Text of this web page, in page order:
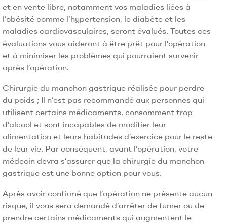
et en vente libre, notamment vos maladies liées à
l’obésité comme l’hypertension, le diabète et les
maladies cardiovasculaires, seront évalués. Toutes ces
évaluations vous aideront à être prêt pour l’opération
et à minimiser les problèmes qui pourraient survenir
après l’opération.
Chirurgie du manchon gastrique réalisée pour perdre
du poids ; Il n’est pas recommandé aux personnes qui
utilisent certains médicaments, consomment trop
d’alcool et sont incapables de modifier leur
alimentation et leurs habitudes d’exercice pour le reste
de leur vie. Par conséquent, avant l’opération, votre
médecin devra s’assurer que la chirurgie du manchon
gastrique est une bonne option pour vous.
Après avoir confirmé que l’opération ne présente aucun
risque, il vous sera demandé d’arrêter de fumer ou de
prendre certains médicaments qui augmentent le